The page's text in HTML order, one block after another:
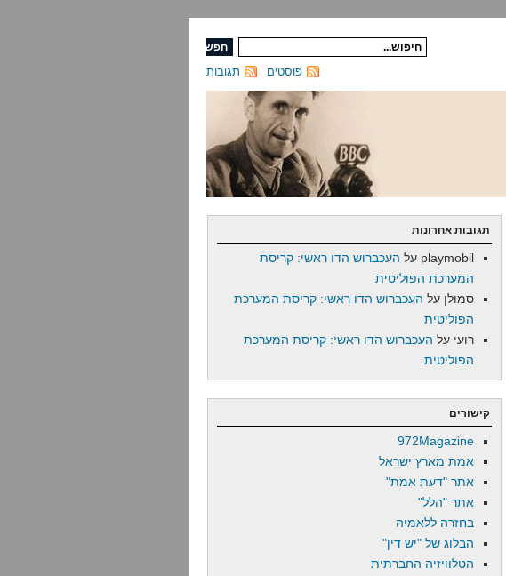
תגובות פוסטים
תגובות אחרונות
playmobil על העכברוש הדו ראשי: קריסת
המערכת הפוליטית
סמולן על העכברוש הדו ראשי: קריסת המערכת
הפוליטית
רועי על העכברוש הדו ראשי: קריסת המערכת
הפוליטית
קישורים
972Magazine
אמת מארץ ישראל
אתר "דעת אמת"
אתר "הלל"
בחזרה ללאמיה
הבלוג של "יש דין"
הטלוויזיה החברתית